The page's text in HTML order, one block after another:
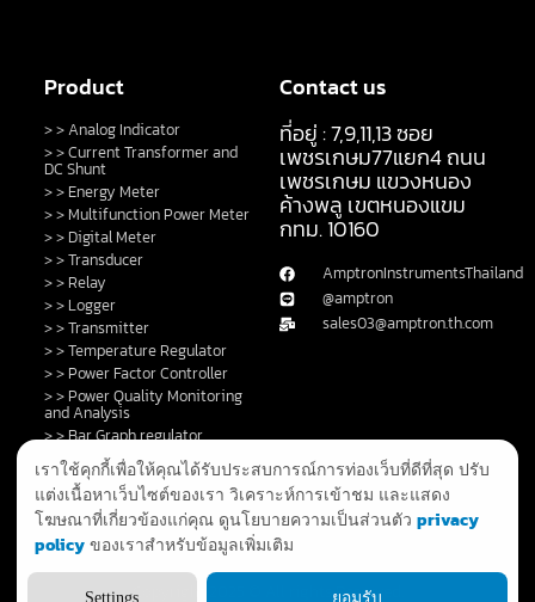
Product
> > Analog Indicator
> > Current Transformer and
DC Shunt
> > Energy Meter
> > Multifunction Power Meter
> > Digital Meter
> > Transducer
> > Relay
> > Logger
> > Transmitter
> > Temperature Regulator
> > Power Factor Controller
> > Power Quality Monitoring
and Analysis
> > Bar Graph regulator
> > Control Switch and Lamp
> > DC Shunt
> > Fault Annunciator
> > GPS Clock and System
> > Privacy Policy
Contact us
ที่อยู่ : 7,9,11,13 ซอย
เพชรเกษม77แยก4 ถนน
เพชรเกษม แขวงหนอง
ค้างพลู เขตหนองแขม
กทม. 10160
AmptronInstrumentsThailand
@amptron
sales03@amptron.th.com
Copyright 2025 © All rights Reserved.
เราใช้คุกกี้เพื่อให้คุณได้รับประสบการณ์การท่องเว็บที่ดีที่สุด ปรับ
แต่งเนื้อหาเว็บไซต์ของเรา วิเคราะห์การเข้าชม และแสดง
โฆษณาที่เกี่ยวข้องแก่คุณ ดูนโยบายความเป็นส่วนตัว privacy
policy ของเราสำหรับข้อมูลเพิ่มเติม
ยอมรับ
Settings